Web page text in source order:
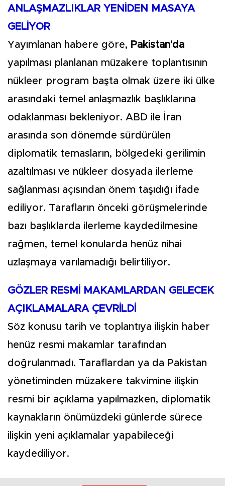
ANLAŞMAZLIKLAR YENİDEN MASAYA
GELİYOR
Yayımlanan habere göre, Pakistan'da
yapılması planlanan müzakere toplantısının
nükleer program başta olmak üzere iki ülke
arasındaki temel anlaşmazlık başlıklarına
odaklanması bekleniyor. ABD ile İran
arasında son dönemde sürdürülen
diplomatik temasların, bölgedeki gerilimin
azaltılması ve nükleer dosyada ilerleme
sağlanması açısından önem taşıdığı ifade
ediliyor. Tarafların önceki görüşmelerinde
bazı başlıklarda ilerleme kaydedilmesine
rağmen, temel konularda henüz nihai
uzlaşmaya varılamadığı belirtiliyor.
GÖZLER RESMİ MAKAMLARDAN GELECEK
AÇIKLAMALARA ÇEVRİLDİ
Söz konusu tarih ve toplantıya ilişkin haber
henüz resmi makamlar tarafından
doğrulanmadı. Taraflardan ya da Pakistan
yönetiminden müzakere takvimine ilişkin
resmi bir açıklama yapılmazken, diplomatik
kaynakların önümüzdeki günlerde sürece
ilişkin yeni açıklamalar yapabileceği
kaydediliyor.